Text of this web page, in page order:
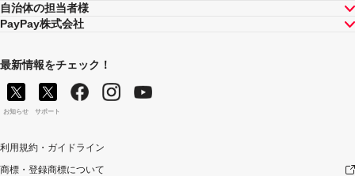
自治体の担当者様
PayPay株式会社
最新情報をチェック！
お知らせ サポート
利用規約・ガイドライン
商標・登録商標について